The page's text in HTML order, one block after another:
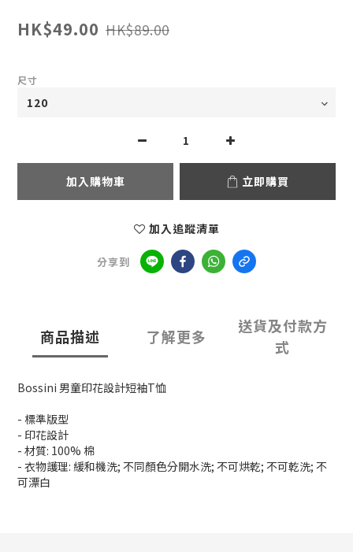
HK$49.00 HK$89.00
尺寸
加入購物車 立即購買
加入追蹤清單
分享到
商品描述 了解更多
送貨及付款方
式
Bossini 男童印花設計短袖T恤
- 標準版型
- 印花設計
- 材質: 100% 棉
- 衣物護理: 緩和機洗; 不同顏色分開水洗; 不可烘乾; 不可乾洗; 不
可漂白